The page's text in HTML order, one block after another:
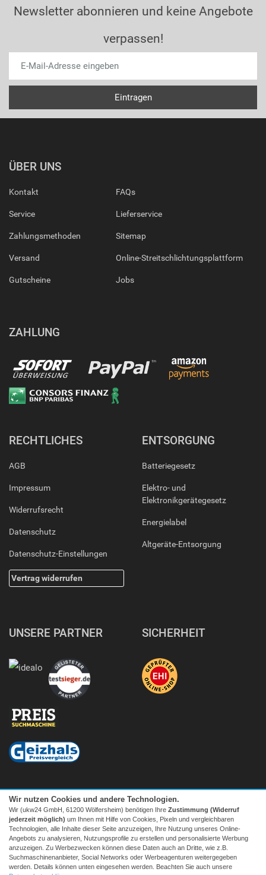
Newsletter abonnieren und keine Angebote
verpassen!
ÜBER UNS
Kontakt
Service
Zahlungsmethoden
Versand
Gutscheine
FAQs
Lieferservice
Sitemap
Online-Streitschlichtungsplattform
Jobs
ZAHLUNG
RECHTLICHES
AGB
Impressum
Widerrufsrecht
Datenschutz
Datenschutz-Einstellungen
Vertrag widerrufen
ENTSORGUNG
Batteriegesetz
Elektro- und
Elektronikgerätegesetz
Energielabel
Altgeräte-Entsorgung
UNSERE PARTNER SICHERHEIT
Facebook| twitter
Wir nutzen Cookies und andere Technologien.
Wir (ukw24 GmbH, 61200 Wölfersheim) benötigen Ihre Zustimmung (Widerruf
jederzeit möglich) um Ihnen mit Hilfe von Cookies, Pixeln und vergleichbaren
Technologien, alle Inhalte dieser Seite anzuzeigen, Ihre Nutzung unseres Online-
Angebots zu analysieren, Nutzungsprofile zu erstellen und personalisierte Werbung
anzuzeigen. Zu Werbezwecken können diese Daten auch an Dritte, wie z.B.
Suchmaschinenanbieter, Social Networks oder Werbeagenturen weitergegeben
werden. Details können unten eingesehen werden. Beachten Sie auch unsere